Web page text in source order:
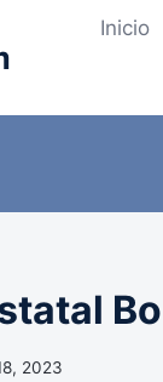
Inicio
2023